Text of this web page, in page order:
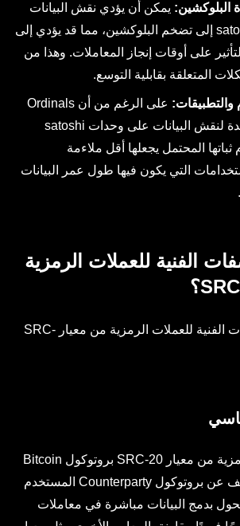
البلوكشين: يمكن أن يؤدي نقش البيانات
على وحدات satoshi إلى تضخم البلوكشين، مما قد يؤدي إلى
على أوقات إنجاز المعاملات. وهذا من
المتعلقة بقابلية التوسع.
والتطبيقات:
على الرغم من أن Ordinals
تقدم طريقة فريدة لنقش البيانات على وحدات satoshi
ثباتها المحتمل يجعلها أقل ملاءمة
التي يكون فيها طول عمر البيانات
الفنية للعملات الرمزية
لنستكشف المواصفات الفنية للعملات الرمزية من معيار SRC-
تستخدم العملات الرمزية من معيار SRC-20 بروتوكول Bitcoin
Stamps، والذي يختلف عن بروتوكول Counterparty المستخدم
بدمج البيانات مباشرة في معاملات